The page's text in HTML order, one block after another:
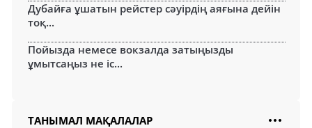
Дубайға ұшатын рейстер сәуірдің аяғына дейін
тоқ...
Пойызда немесе вокзалда затыңызды
ұмытсаңыз не іс...
ТАНЫМАЛ МАҚАЛАЛАР